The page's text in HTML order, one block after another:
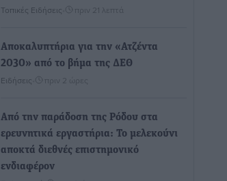
Τοπικές Ειδήσεις πριν 21 λεπτά
Αποκαλυπτήρια για την «Ατζέντα
2030» από το βήμα της ΔΕΘ
Ειδήσεις πριν 2 ώρες
Από την παράδοση της Ρόδου στα
ερευνητικά εργαστήρια: Το μελεκούνι
αποκτά διεθνές επιστημονικό
ενδιαφέρον